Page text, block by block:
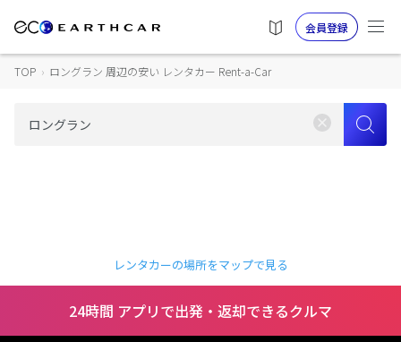
会員登録
TOP › ロングラン 周辺の安い レンタカー Rent-a-Car
レンタカーの場所をマップで見る
24時間 アプリで出発・返却できるクルマ